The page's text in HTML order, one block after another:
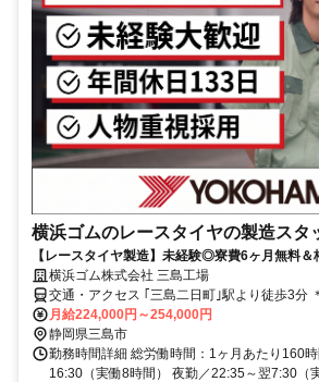
横浜ゴムのレースタイヤの製造スタ
【レースタイヤ製造】未経験◎寮費6ヶ月無料
横浜ゴム株式会社 三島工場
交通・アクセス ｢三島二日町｣駅より徒歩3分
料）
月給224,000円～254,000円
静岡県三島市
勤務時間詳細 総労働時間：1ヶ月あたり160
16:30（実働8時間） 夜勤／22:35～翌7:30（